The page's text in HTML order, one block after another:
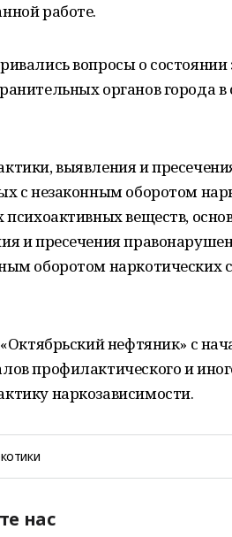
работе.
вопросы о
органов города в
выявления и
с незаконным оборотом
психоактивных веществ,
и пресечения
оборотом наркотических
«Октябрьский нефтяник» с
профилактического и
наркозависимости.
нас